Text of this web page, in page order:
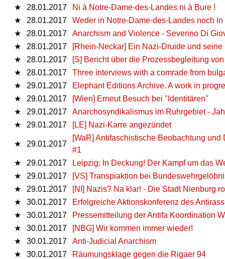
★
28.01.2017
Ni à Notre-Dame-des-Landes ni à Bure !
★
28.01.2017
Weder in Notre-Dame-des-Landes noch in
★
28.01.2017
Anarchism and Violence - Severino Di
★
28.01.2017
[Rhein-Neckar] Ein Nazi-Druide und
★
28.01.2017
[S] Bericht über die Prozessbegleitung
★
28.01.2017
Three interviews with a comrade from
★
29.01.2017
Elephant Editions Archive. A work in
★
29.01.2017
[Wien] Erneut Besuch bei "Identitären"
★
29.01.2017
Anarchosyndikalismus im Ruhrgebiet -
★
29.01.2017 [LE] Nazi-Karre angezündet
★ 29.01.2017
[WaR] Antifaschistische Beobachtung
#1
★
29.01.2017
Leipzig: In Deckung! Der Kampf um das
★
29.01.2017
[VS] Transpiaktion bei
★
29.01.2017
[NI] Nazis? Na klar! - Die Stadt Nienburg
★
30.01.2017
Erfolgreiche Aktionskonferenz des
★
30.01.2017
Pressemitteilung der Antifa Koordination
★
30.01.2017
[NBG] Wir kommen immer wieder!
★
30.01.2017
Anti-Judicial Anarchism
★
30.01.2017
Räumungsklage gegen die Rigaer 94